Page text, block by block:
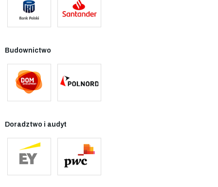
Budownictwo
Doradztwo i audyt